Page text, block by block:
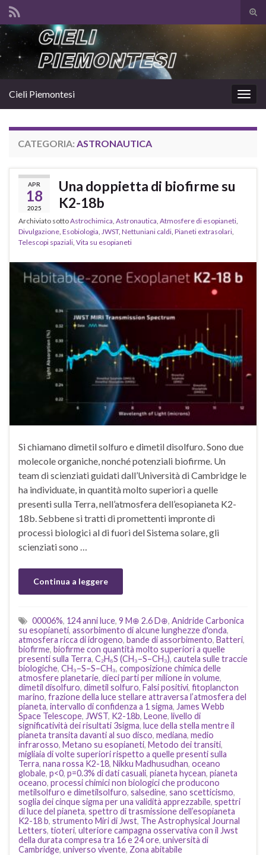
il
Search for:
la
Cieli Piemontesi
CATEGORIA: ASTRONAUTICA
APR
18
2025
Una doppietta di biofirme su
K2-18b
Archiviato sottoAstrochimica, Astronautica, Atmosfere di esopianeti,
Divulgazione, Esobiologia, JWST, Nettuniani caldi, Pianeti extrasolari,
Telescopi spaziali, Vita su esopianeti
Si chiamano dimetil solfuro e dimetil disolfuro. Sono due
molecole organiche, nonché potenziali biofirme. Un
team di scienziati guidati dall’Università di Cambridge le
ha individuate, in quantità molto superiori a quelle
presenti sulla Terra, nell’atmosfera dell’esopianeta K2-
18b. Sebbene si tratti di promettenti impronte di
processi biologici al di fuori del Sistema solare, gli
scienziati sono …
Continua a leggere
00006%, 124 anni luce, 9 M⊕ 2.6 D⊕, Anidride Carbonica
su esopianeti, assorbimento di alcune lunghezze d'onda,
atmosfera ricca di idrogeno, bande di assorbimento, Batteri,
biofirme, biofirme con quantità molto superiori a quelle
presenti sulla Terra, C₂H₆S (CH₃–S–CH₃), cautela sulle traccie
biologiche, CH₃–S–S–CH₃, composizione chimica delle
atmosfere planetarie, dieci parti per milione in volume,
dimetil disolfuro, dimetil solfuro, Falsi positivi, fitoplancton
marino, frazione della luce stellare attraversa l’atmosfera del
pianeta, intervallo di confidenza a 1 sigma, James Webb
Space Telescope, JWST, K2-18b, Leone, livello di
significatività dei risultati 3sigma, luce della stella mentre il
pianeta transita davanti al suo disco, mediana, medio
infrarosso, Metano su esopianeti, Metodo dei transiti,
migliaia di volte superiori rispetto a quelle presenti sulla
Terra, nana rossa K2-18, Nikku Madhusudhan, oceano
globale, p<0, p=0.3% di dati casuali, pianeta hycean, pianeta
oceano, processi chimici non biologici che producono
metilsolfuro e dimetilsolfuro, salsedine, sano scetticismo,
soglia dei cinque sigma per una validità apprezzabile, spettri
di luce del pianeta, spettro di trasmissione dell’esopianeta
K2-18 b, strumento Miri di Jwst, The Astrophysical Journal
Letters, tioteri, ulteriore campagna osservativa con il Jwst
della durata compresa tra 16 e 24 ore, università di
Cambridge, universo vivente, Zona abitabile